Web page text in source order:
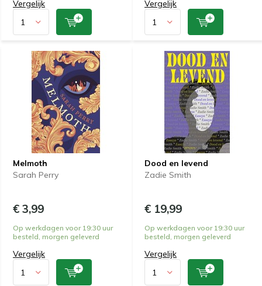
Vergelijk Vergelijk
Melmoth
Sarah Perry
€ 3,99
Op werkdagen voor 19:30 uur
besteld, morgen geleverd
Vergelijk
Dood en levend
Zadie Smith
€ 19,99
Op werkdagen voor 19:30 uur
besteld, morgen geleverd
Vergelijk